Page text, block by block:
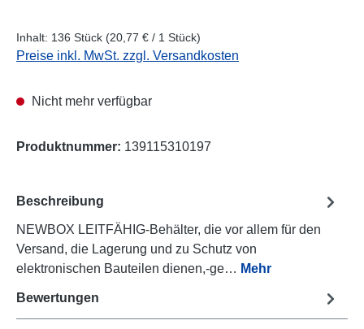
Inhalt: 136 Stück (20,77 € / 1 Stück)
Preise inkl. MwSt. zzgl. Versandkosten
Nicht mehr verfügbar
Produktnummer: 139115310197
Beschreibung
NEWBOX LEITFÄHIG-Behälter, die vor allem für den
Versand, die Lagerung und zu Schutz von
elektronischen Bauteilen dienen,-ge… Mehr
Bewertungen